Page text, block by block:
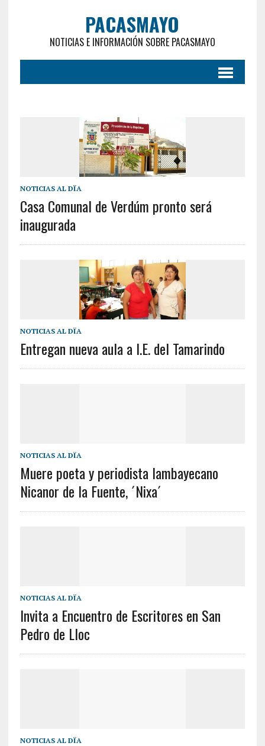
PACASMAYO
NOTICIAS E INFORMACIÓN SOBRE PACASMAYO
NOTICIAS AL DÏA
Casa Comunal de Verdúm pronto será
inaugurada
NOTICIAS AL DÏA
Entregan nueva aula a I.E. del Tamarindo
NOTICIAS AL DÏA
Muere poeta y periodista lambayecano
Nicanor de la Fuente, ´Nixa´
NOTICIAS AL DÏA
Invita a Encuentro de Escritores en San
Pedro de Lloc
NOTICIAS AL DÏA